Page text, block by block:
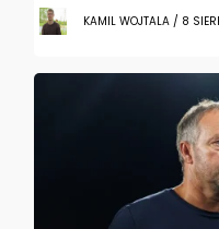
KAMIL WOJTALA / 8